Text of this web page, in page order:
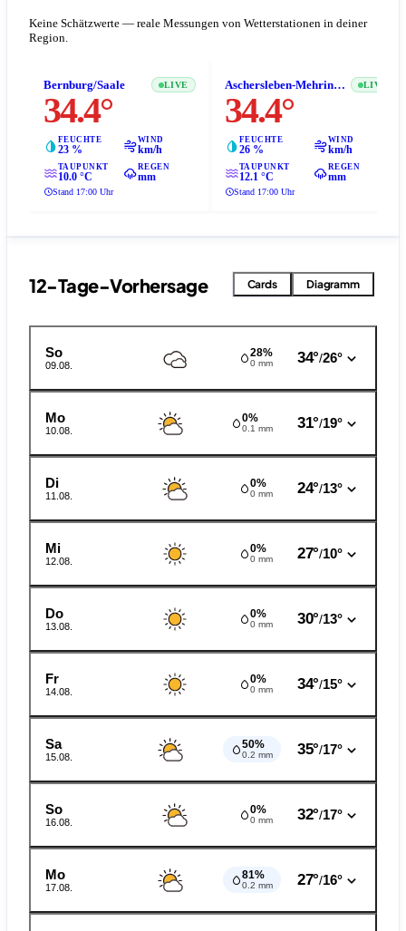
Keine Schätzwerte — reale Messungen von Wetterstationen in deiner
Region.
Bernburg/Saale LIVE
34.4°
FEUCHTE
23 %
WIND
km/h
TAUPUNKT
10.0 °C
REGEN
mm
Stand 17:00 Uhr
Aschersleben-Mehringen LIVE
34.4°
FEUCHTE
26 %
WIND
km/h
TAUPUNKT
12.1 °C
REGEN
mm
Stand 17:00 Uhr
12-Tage-Vorhersage Cards Diagramm
So
09.08.
28%
0 mm 34°/26°
Mo
10.08.
0%
0.1 mm 31°/19°
Di
11.08.
0%
0 mm 24°/13°
Mi
12.08.
0%
0 mm 27°/10°
Do
13.08.
0%
0 mm 30°/13°
Fr
14.08.
0%
0 mm 34°/15°
Sa
15.08.
50%
0.2 mm 35°/17°
So
16.08.
0%
0 mm 32°/17°
Mo
17.08.
81%
0.2 mm 27°/16°